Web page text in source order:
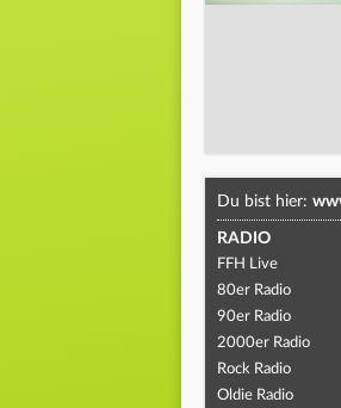
Du bist hier:
RADIO
FFH Live
80er Radio
90er Radio
2000er Radio
Rock Radio
Oldie Radio